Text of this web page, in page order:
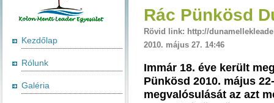
Kezdőlap
Rólunk
Galéria
Rác Pünkösd
Rövid link: http://
2010. május 27. 14:46
Immár 18. éve került
Pünkösd 2010. május
megvalósulását az azt